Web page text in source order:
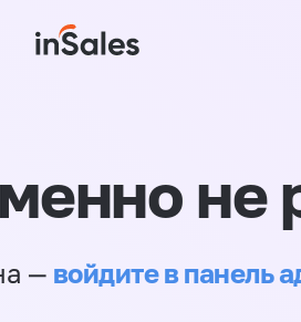
не
— войдите в панель